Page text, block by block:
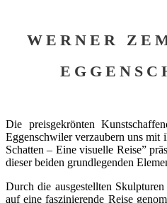
WERNER
Die preisgekrönten
Eggenschwiler verzaubern uns mit
Schatten – Eine visuelle Reise”
dieser beiden grundlegenden
Durch die ausgestellten
auf eine faszinierende Reise